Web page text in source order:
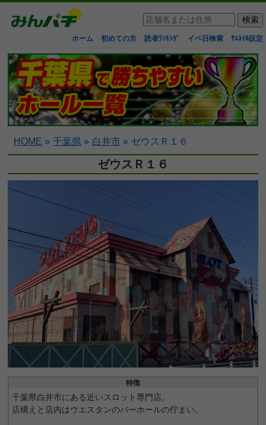
ホーム 初めての方 読者ﾗﾝｷﾝｸﾞ イベ日検索 ｻﾑﾈｲﾙ設定
HOME » 千葉県 » 白井市 » ゼウスＲ１６
ゼウスＲ１６
特徴
千葉県白井市にある近いスロット専門店。
店構えと店内はウエスタンのバーホールの佇まい。